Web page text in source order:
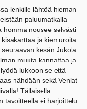
lenkille lähtöä hieman
paluumatkalla
homma nousee selvästi
ja kiemuroita
kesän Jukola
muuta kannattaa ja
lukkoon se että
nähdään sekä Venlat
Tällaisella
tavoitteella ei harjoittelu